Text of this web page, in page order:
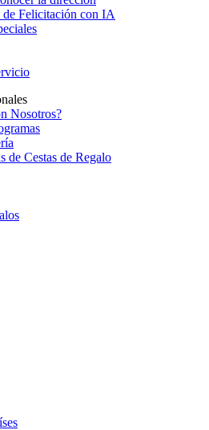
de Felicitación con IA
Nosotros?
de Cestas de Regalo